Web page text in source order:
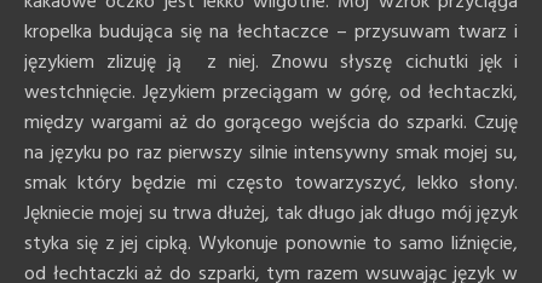
kropelka budująca się na łechtaczce – przysuwam twarz i
językiem zlizuję ją z niej. Znowu słyszę cichutki jęk i
westchnięcie. Językiem przeciągam w górę, od łechtaczki,
między wargami aż do gorącego wejścia do szparki. Czuję
na języku po raz pierwszy silnie intensywny smak mojej su,
smak który będzie mi często towarzyszyć, lekko słony.
Jękniecie mojej su trwa dłużej, tak długo jak długo mój język
styka się z jej cipką. Wykonuje ponownie to samo liźnięcie,
od łechtaczki aż do szparki, tym razem wsuwając język w